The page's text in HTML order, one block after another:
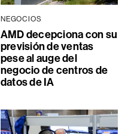
NEGOCIOS
AMD decepciona con su
previsión de ventas
pese al auge del
negocio de centros de
datos de IA